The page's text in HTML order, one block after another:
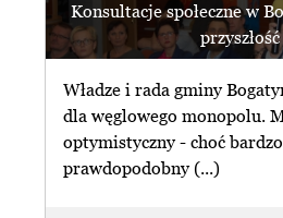
Konsultacje społeczne w
Władze i rada gminy
dla węglowego monopolu.
optymistyczny - choć bardzo
prawdopodobny (...)